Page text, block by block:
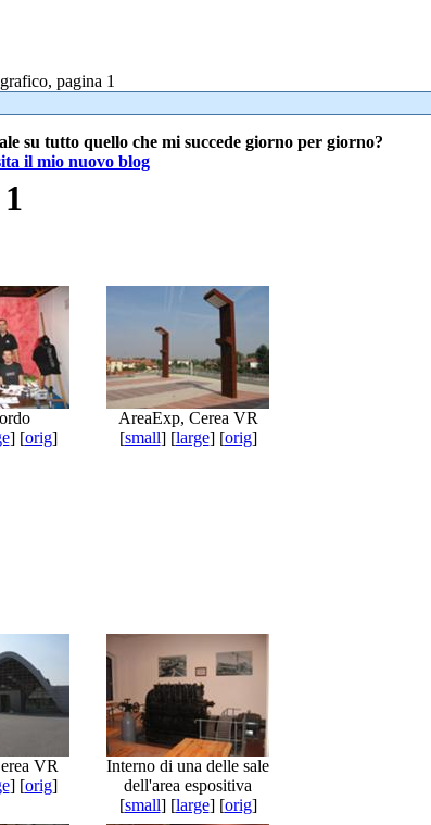
pagina 1
su tutto quello che mi succede giorno per giorno?
il mio nuovo blog
] [orig]
AreaExp, Cerea VR
[small] [large] [orig]
VR
] [orig]
Interno di una delle sale
dell'area espositiva
[small] [large] [orig]